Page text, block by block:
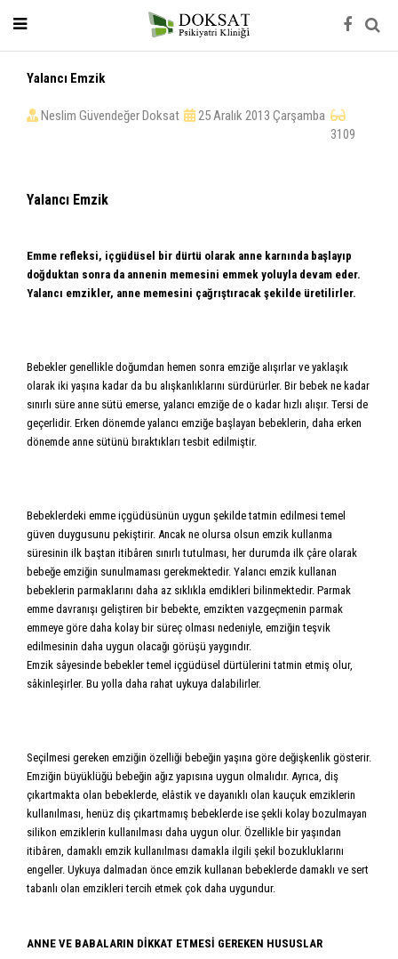
Yalancı Emzik
Neslim Güvendeğer Doksat
25 Aralık 2013 Çarşamba
3109
Yalancı Emzik
Emme refleksi, içgüdüsel bir dürtü olarak anne karnında başlayıp
doğduktan sonra da annenin memesini emmek yoluyla devam eder.
Yalancı emzikler, anne memesini çağrıştıracak şekilde üretilirler.
Bebekler genellikle doğumdan hemen sonra emziğe alışırlar ve yaklaşık
olarak iki yaşına kadar da bu alışkanlıklarını sürdürürler. Bir bebek ne kadar
sınırlı süre anne sütü emerse, yalancı emziğe de o kadar hızlı alışır. Tersi de
geçerlidir. Erken dönemde yalancı emziğe başlayan bebeklerin, daha erken
dönemde anne sütünü bıraktıkları tesbit edilmiştir.
Bebeklerdeki emme içgüdüsünün uygun şekilde tatmin edilmesi temel
güven duygusunu pekiştirir. Ancak ne olursa olsun emzik kullanma
süresinin ilk baştan itibâren sınırlı tutulması, her durumda ilk çâre olarak
bebeğe emziğin sunulmaması gerekmektedir. Yalancı emzik kullanan
bebeklerin parmaklarını daha az sıklıkla emdikleri bilinmektedir. Parmak
emme davranışı geliştiren bir bebekte, emzikten vazgeçmenin parmak
emmeye göre daha kolay bir süreç olması nedeniyle, emziğin teşvik
edilmesinin daha uygun olacağı görüşü yaygındır.
Emzik sâyesinde bebekler temel içgüdüsel dürtülerini tatmin etmiş olur,
sâkinleşirler. Bu yolla daha rahat uykuya dalabilirler.
Seçilmesi gereken emziğin özelliği bebeğin yaşına göre değişkenlik gösterir.
Emziğin büyüklüğü bebeğin ağız yapısına uygun olmalıdır. Ayrıca, diş
çıkartmakta olan bebeklerde, elâstik ve dayanıklı olan kauçuk emziklerin
kullanılması, henüz diş çıkartmamış bebeklerde ise şekli kolay bozulmayan
silikon emziklerin kullanılması daha uygun olur. Özellikle bir yaşından
itibâren, damaklı emzik kullanılması damakla ilgili şekil bozukluklarını
engeller. Uykuya dalmadan önce emzik kullanan bebeklerde damaklı ve sert
tabanlı olan emzikleri tercih etmek çok daha uygundur.
ANNE VE BABALARIN DİKKAT ETMESİ GEREKEN HUSUSLAR